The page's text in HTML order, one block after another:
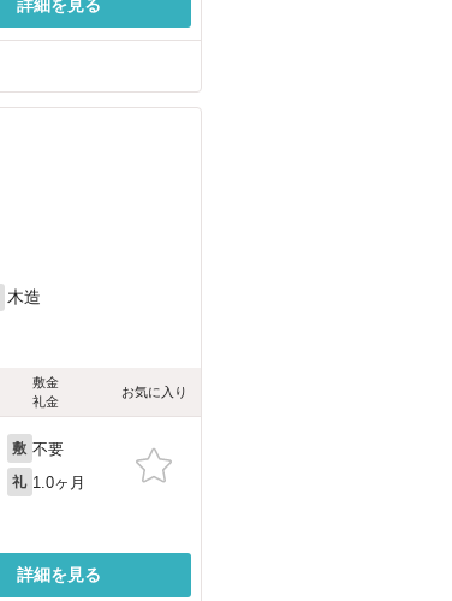
詳細を見る
木造
敷金
礼金
お気に入り
敷 不要
礼 1.0ヶ月
詳細を見る